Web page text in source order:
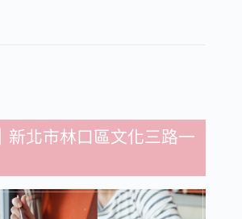
｜新北市林口區文化三路一